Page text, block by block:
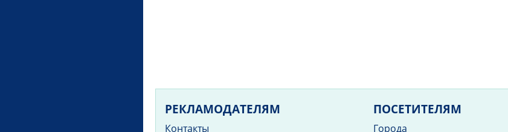
РЕКЛАМОДАТЕЛЯМ
Контакты
ПОСЕТИТЕЛЯМ
Города